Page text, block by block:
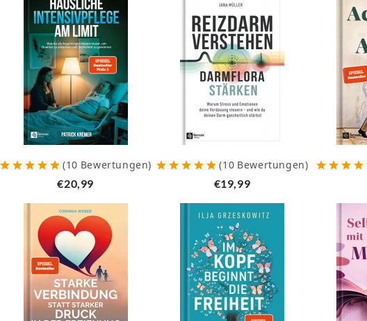
(10 Bewertungen)
€20,99
(10 Bewertungen)
€19,99